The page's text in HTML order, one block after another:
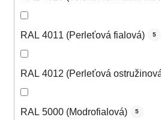
RAL 4011 (Perleťová fialová) 5
RAL 4012 (Perleťová
RAL 5000 (Modrofialová) 5